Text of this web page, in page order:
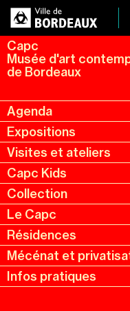
Aller
contenu
principal
Capc
Musée d'art
de Bordeaux
Menu
de
navigation
Agenda
Expositions
Visites et ateliers
Capc Kids
Collection
Le Capc
Résidences
Mécénat et
Infos pratiques
Panneau de gestion des cookies